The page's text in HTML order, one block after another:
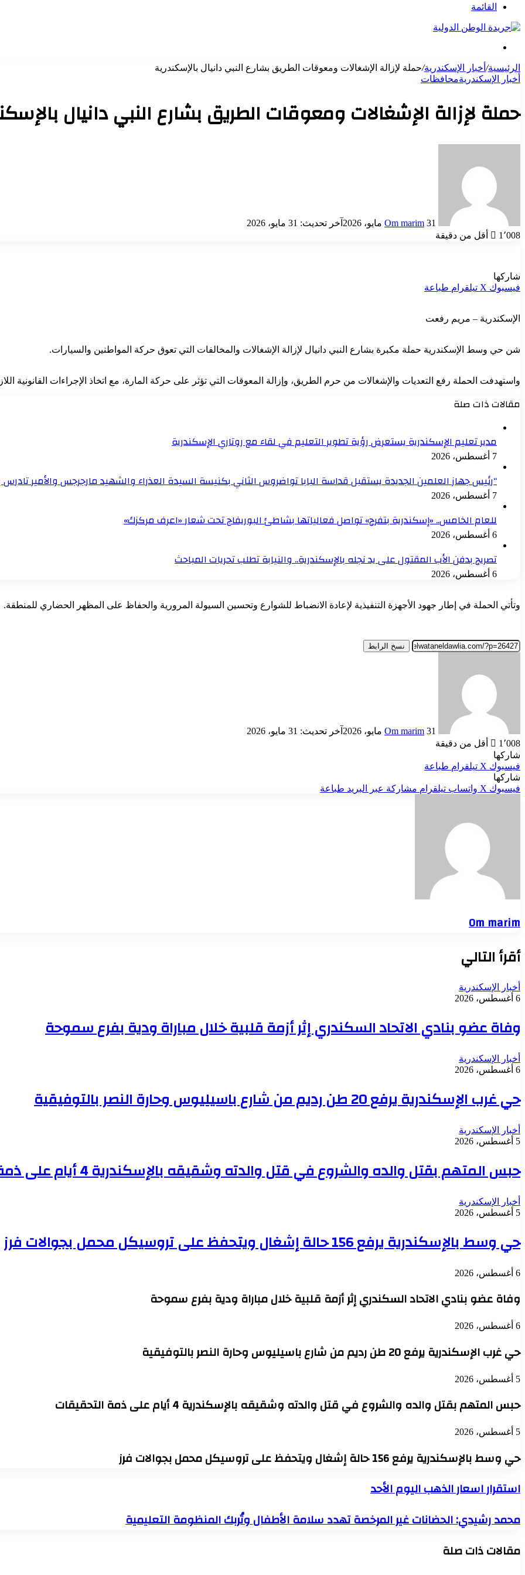
القائمة
الرئيسية/ أخبار الإسكندرية/حملة لإزالة الإشغالات ومعوقات الطريق بشارع النبي دانيال بالإسكندرية
أخبار الإسكندريةمحافظات
حملة لإزالة الإشغالات ومعوقات الطريق بشارع النبي دانيال
Om marim 31 مايو، 2026
آخر تحديث: 31 مايو، 2026
1٬008
أقل من دقيقة
شاركها
فيسبوك ‫X تيلقرام طباعة
الإسكندرية – مريم رفعت
شن حي وسط الإسكندرية حملة مكبرة بشارع النبي دانيال لإزالة الإشغالات والمخالفات التي تعوق حركة المواطنين والسيارات.
واستهدفت الحملة رفع التعديات والإشغالات من حرم الطريق، وإزالة المعوقات التي تؤثر على حركة المارة، مع اتخاذ الإجراءات القانونية
مقالات ذات صلة
مدير تعليم الإسكندرية يستعرض رؤية تطوير التعليم في لقاء مع روتاري الإسكندرية
7 أغسطس، 2026
“رئيس جهاز العلمين الجديدة يستقبل قداسة البابا تواضروس الثاني بكنيسة السيدة العذراء والشهيد مارجرجس والأمير تادرس
7 أغسطس، 2026
للعام الخامس.. «إسكندرية بتفرح» تواصل فعالياتها بشاطئ البوريفاج تحت شعار «اعرف مركزك»
6 أغسطس، 2026
تصريح بدفن الأب المقتول على يد نجله بالإسكندرية.. والنيابة تطلب تحريات المباحث
6 أغسطس، 2026
وتأتي الحملة في إطار جهود الأجهزة التنفيذية لإعادة الانضباط للشوارع وتحسين السيولة المرورية والحفاظ على المظهر الحضاري للمنطقة.
نسخ الرابط
Om marim 31 مايو، 2026
آخر تحديث: 31 مايو، 2026
1٬008
أقل من دقيقة
شاركها
فيسبوك ‫X تيلقرام طباعة
شاركها
فيسبوك ‫X واتساب تيلقرام مشاركة عبر البريد طباعة
Om marim
أقرأ التالي
أخبار الإسكندرية
6 أغسطس، 2026
وفاة عضو بنادي الاتحاد السكندري إثر أزمة قلبية خلال مباراة ودية بفرع سموحة
أخبار الإسكندرية
6 أغسطس، 2026
حي غرب الإسكندرية يرفع 20 طن رديم من شارع باسيليوس وحارة النصر بالتوفيقية
أخبار الإسكندرية
5 أغسطس، 2026
حبس المتهم بقتل والده والشروع في قتل والدته وشقيقه بالإسكندرية 4 أيام على ذمة التحقيقات
أخبار الإسكندرية
5 أغسطس، 2026
حي وسط بالإسكندرية يرفع 156 حالة إشغال ويتحفظ على تروسيكل محمل بجوالات فرز
6 أغسطس، 2026
وفاة عضو بنادي الاتحاد السكندري إثر أزمة قلبية خلال مباراة ودية بفرع سموحة
6 أغسطس، 2026
حي غرب الإسكندرية يرفع 20 طن رديم من شارع باسيليوس وحارة النصر بالتوفيقية
5 أغسطس، 2026
حبس المتهم بقتل والده والشروع في قتل والدته وشقيقه بالإسكندرية 4 أيام على ذمة التحقيقات
5 أغسطس، 2026
حي وسط بالإسكندرية يرفع 156 حالة إشغال ويتحفظ على تروسيكل محمل بجوالات فرز
استقرار
اسعار
اليوم
استقرار اسعار الذهب اليوم الأحد
رشيدي:
غير
محمد رشيدي: الحضانات غير المرخصة تهدد سلامة الأطفال وتُربك المنظومة التعليمية
مقالات ذات صلة